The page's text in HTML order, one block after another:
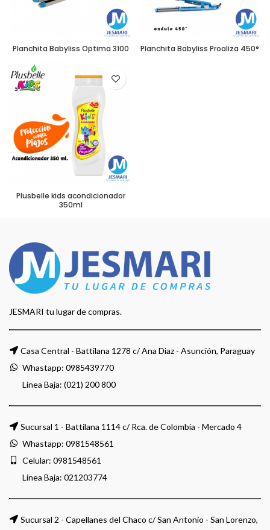
Planchita Babyliss Optima 3100 Planchita Babyliss Proaliza 450°
Plusbelle kids acondicionador
350ml
JESMARI tu lugar de compras.
Casa Central - Battilana 1278 c/ Ana Diaz - Asunción, Paraguay
Whastapp: 0985439770
Linea Baja: (021) 200 800
Sucursal 1 - Battilana 1114 c/ Rca. de Colombia - Mercado 4
Whastapp: 0981548561
Celular: 0981548561
Linea Baja: 021203774
Sucursal 2 - Capellanes del Chaco c/ San Antonio - San Lorenzo,